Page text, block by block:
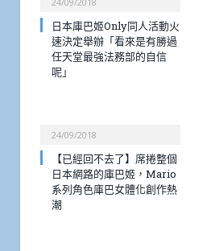
日本庫巴姬Only同人活動火
速決定舉辦「看來是有勝過
任天堂最強法務部的自信
呢」
24/09/2018
【已經回不去了】席捲整個
日本網路的庫巴姬，Mario
系列角色庫巴女體化創作熱
潮